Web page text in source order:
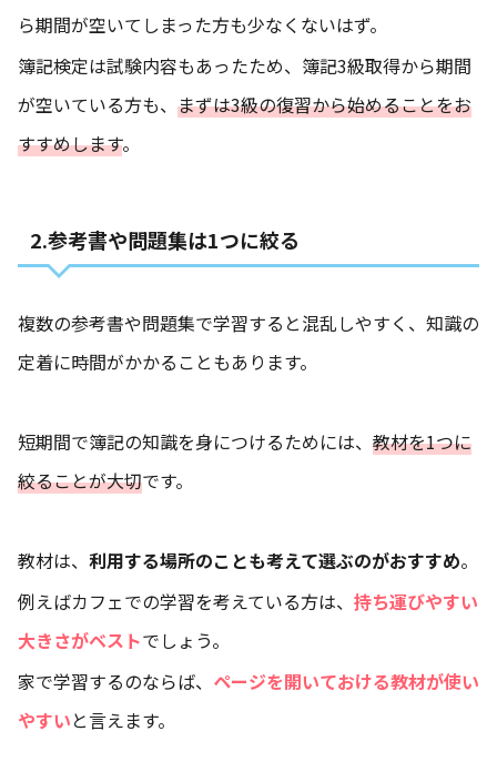
ら期間が空いてしまった方も少なくないはず。
簿記検定は試験内容もあったため、簿記3級取得から期間
が空いている方も、 まずは3級の復習から始めることをお
すすめします。
2.参考書や問題集は1つに絞る
複数の参考書や問題集で学習すると混乱しやすく、知識の
定着に時間がかかることもあります。
短期間で簿記の知識を身につけるためには、 教材を1つに
絞ることが大切です。
教材は、 利用する場所のことも考えて選ぶのがおすすめ。
例えばカフェでの学習を考えている方は、 持ち運びやすい
大きさがベストでしょう。
家で学習するのならば、 ページを開いておける教材が使い
やすいと言えます。